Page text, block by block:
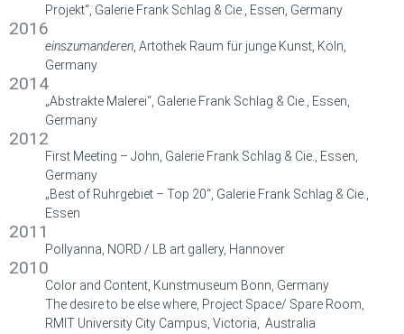
Projekt“, Galerie Frank Schlag & Cie., Essen, Germany
2016
einszumanderen, Artothek Raum für junge Kunst, Köln,
Germany
2014
„Abstrakte Malerei“, Galerie Frank Schlag & Cie., Essen,
Germany
2012
First Meeting – John, Galerie Frank Schlag & Cie., Essen,
Germany
„Best of Ruhrgebiet – Top 20“, Galerie Frank Schlag & Cie.,
Essen
2011
Pollyanna, NORD / LB art gallery, Hannover
2010
Color and Content, Kunstmuseum Bonn, Germany
The desire to be else where, Project Space/ Spare Room,
RMIT University City Campus, Victoria, Australia